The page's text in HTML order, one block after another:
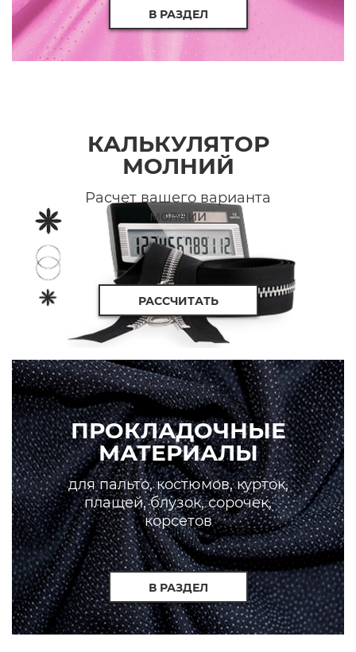
В РАЗДЕЛ
КАЛЬКУЛЯТОР
МОЛНИЙ
Расчет вашего варианта
молнии
РАССЧИТАТЬ
ПРОКЛАДОЧНЫЕ
МАТЕРИАЛЫ
для пальто, костюмов, курток,
плащей, блузок, сорочек,
корсетов
В РАЗДЕЛ